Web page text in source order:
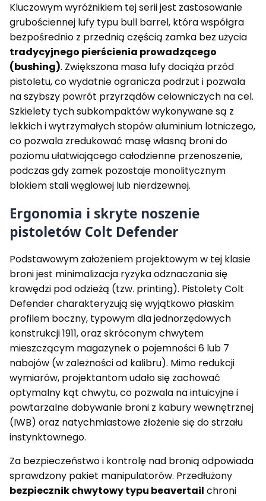
s
k
l
.
4
5
C
P
l
u
e
d
k
l
.
.
4
5
A
C
P
Kluczowym wyróżnikiem tej serii jest zastosowanie
grubościennej lufy typu bull barrel, która współgra
bezpośrednio z przednią częścią zamka bez użycia
tradycyjnego pierścienia prowadzącego
(bushing). Zwiększona masa lufy dociąża przód
pistoletu, co wydatnie ogranicza podrzut i pozwala
na szybszy powrót przyrządów celowniczych na cel.
Szkielety tych subkompaktów wykonywane są z
lekkich i wytrzymałych stopów aluminium lotniczego,
co pozwala zredukować masę własną broni do
poziomu ułatwiającego całodzienne przenoszenie,
podczas gdy zamek pozostaje monolitycznym
blokiem stali węglowej lub nierdzewnej.
Ergonomia i skryte noszenie
pistoletów Colt Defender
Podstawowym założeniem projektowym w tej klasie
broni jest minimalizacja ryzyka odznaczania się
krawędzi pod odzieżą (tzw. printing). Pistolety Colt
Defender charakteryzują się wyjątkowo płaskim
profilem boczny, typowym dla jednorzędowych
konstrukcji 1911, oraz skróconym chwytem
mieszczącym magazynek o pojemności 6 lub 7
nabojów (w zależności od kalibru). Mimo redukcji
wymiarów, projektantom udało się zachować
optymalny kąt chwytu, co pozwala na intuicyjne i
powtarzalne dobywanie broni z kabury wewnętrznej
(IWB) oraz natychmiastowe złożenie się do strzału
instynktownego.
Za bezpieczeństwo i kontrolę nad bronią odpowiada
sprawdzony pakiet manipulatorów. Przedłużony
bezpiecznik chwytowy typu beavertail chroni